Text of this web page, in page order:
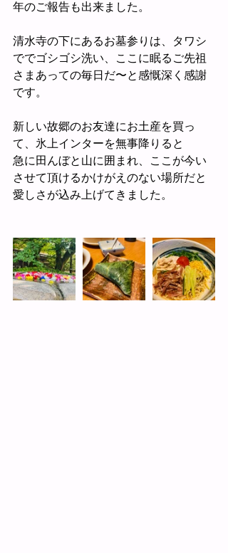
年のご報告も出来ました。
清水寺の下にあるお墓参りは、タワシ
ででゴシゴシ洗い、ここに眠るご先祖
さまあっての毎日だ〜と感慨深く感謝
です。
新しい故郷のお友達にお土産を買っ
て、氷上インターを無事降りると
急に田んぼと山に囲まれ、ここが今い
させて頂けるかけがえのない場所だと
愛しさが込み上げてきました。